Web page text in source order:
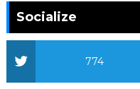
Socialize
774